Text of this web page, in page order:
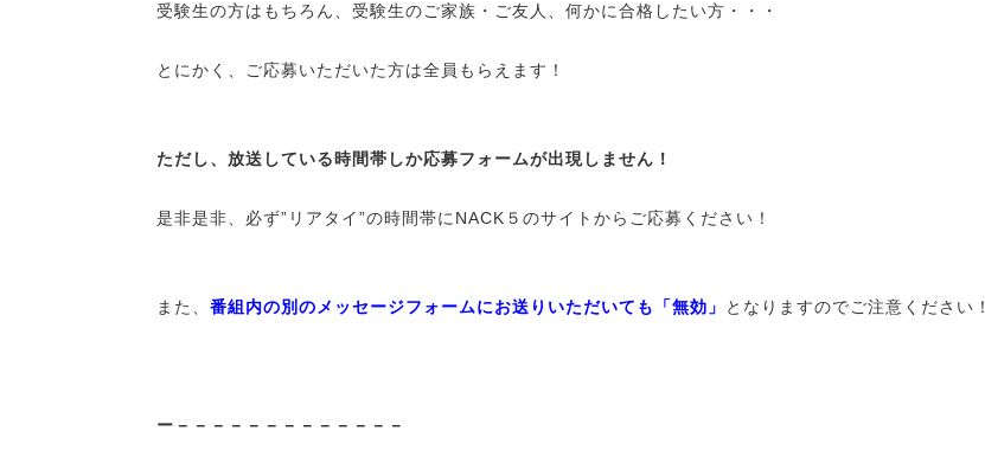
受験生の方はもちろん、受験生のご家族・ご友人、何かに合格したい方・・・
とにかく、ご応募いただいた方は全員もらえます！
ただし、放送している時間帯しか応募フォームが出現しません！
是非是非、必ず”リアタイ”の時間帯にNACK５のサイトからご応募ください！
また、 番組内の別のメッセージフォームにお送りいただいても「無効」 となりますのでご注意ください！
ー－－－－－－－－－－－－－